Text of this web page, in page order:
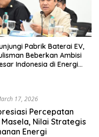
Pabrik Baterai EV,
Beberkan Ambisi
Indonesia di Energi
17, 2026
Percepatan
Masela, Nilai Strategis
Energi